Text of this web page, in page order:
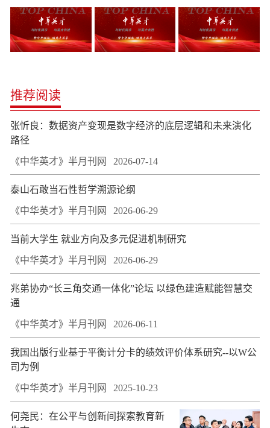
推荐阅读
张忻良：数据资产变现是数字经济的底层逻辑和未来演化
路径
《中华英才》半月刊网 2026-07-14
泰山石敢当石性哲学溯源论纲
《中华英才》半月刊网 2026-06-29
当前大学生 就业方向及多元促进机制研究
《中华英才》半月刊网 2026-06-29
兆弟协办“长三角交通一体化”论坛 以绿色建造赋能智慧交
通
《中华英才》半月刊网 2026-06-11
我国出版行业基于平衡计分卡的绩效评价体系研究--以W公
司为例
《中华英才》半月刊网 2025-10-23
何尧民：在公平与创新间探索教育新